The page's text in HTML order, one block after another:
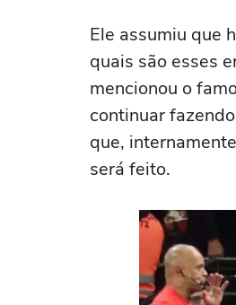
Ele assumiu que
quais são esses
mencionou o
continuar
que,
será feito.